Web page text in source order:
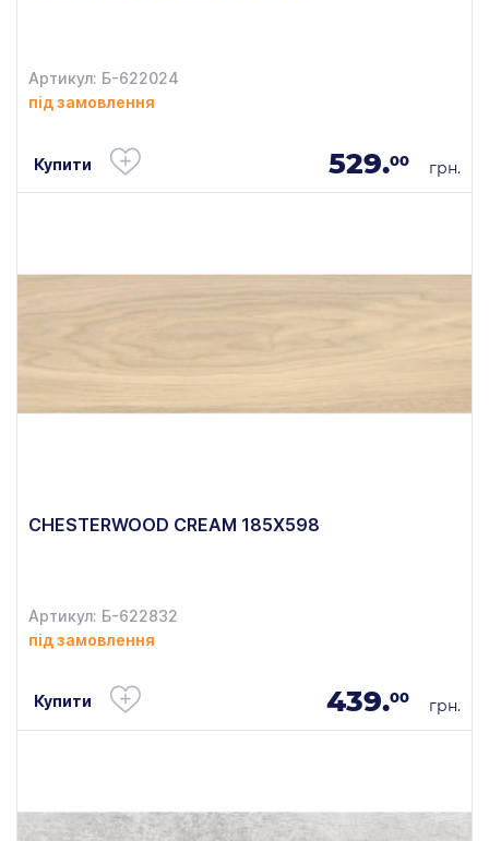
Артикул: Б-622024
під замовлення
Купити 529.00 грн.
CHESTERWOOD CREAM 185X598
Артикул: Б-622832
під замовлення
Купити 439.00 грн.